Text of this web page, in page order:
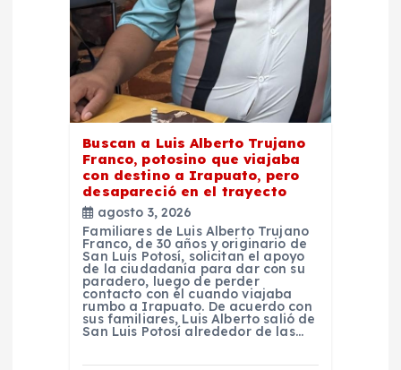
Buscan a Luis Alberto Trujano
Franco, potosino que viajaba
con destino a Irapuato, pero
desapareció en el trayecto
agosto 3, 2026
Familiares de Luis Alberto Trujano
Franco, de 30 años y originario de
San Luis Potosí, solicitan el apoyo
de la ciudadanía para dar con su
paradero, luego de perder
contacto con él cuando viajaba
rumbo a Irapuato. De acuerdo con
sus familiares, Luis Alberto salió de
San Luis Potosí alrededor de las…